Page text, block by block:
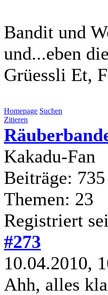
Bandit und
und...eben
Grüessli Et,
Homepage Suchen
Zitieren
Kakadu-Fan
Beiträge: 735
Themen: 23
Registriert
#273
10.04.2010,
Ahh, alles